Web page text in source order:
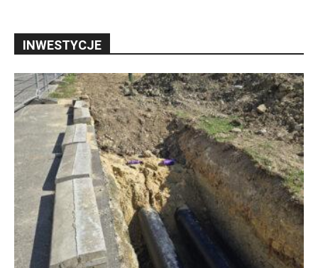
INWESTYCJE